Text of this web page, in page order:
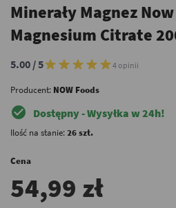
Minerały Magnez
Magnesium Citrate
5.00 / 5 4 opinii
Producent: NOW Foods
check_circle Dostępny - Wysyłka w 24h!
Ilość na stanie:26 szt.
Cena
54,99 zł